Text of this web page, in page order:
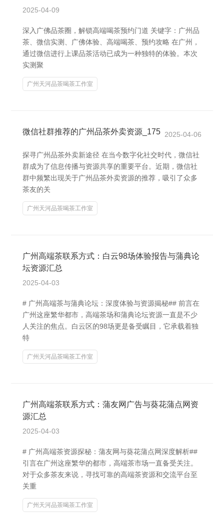
2025-04-09
深入广佛品茶圈，解锁高端喝茶预约门道 关键字：广州品
茶、微信实测、广佛体验、高端喝茶、预约攻略 在广州，
通过微信进行上课品茶活动已成为一种独特的体验。本次
实测聚
广州天河品茶喝茶工作室
微信社群推荐的广州品茶外卖资源_175 2025-04-06
探寻广州品茶外卖新途径 在当今数字化社交时代，微信社
群成为了信息传播与资源共享的重要平台。近期，微信社
群中频繁出现关于广州品茶外卖资源的推荐，吸引了众多
茶友的关
广州天河品茶喝茶工作室
广州高端茶联系方式：白云98场体验报告与蒲典论
坛资源汇总
2025-04-03
# 广州高端茶与蒲典论坛：深度体验与资源揭秘## 前言在
广州这座繁华都市，高端茶场和蒲典论坛资源一直是不少
人关注的焦点。白云区的98场更是备受瞩目，它承载着独
特
广州天河品茶喝茶工作室
广州高端茶联系方式：蒲友网广告与葵花蒲点网资
源汇总
2025-04-03
# 广州高端茶资源探秘：蒲友网与葵花蒲点网深度解析##
引言在广州这座繁华的都市，高端茶市场一直备受关注。
对于众多茶友来说，寻找可靠的高端茶资源和交流平台至
关重
广州天河品茶喝茶工作室